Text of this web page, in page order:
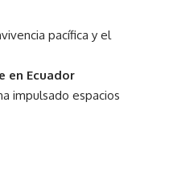
pacífica y el
en Ecuador
impulsado espacios